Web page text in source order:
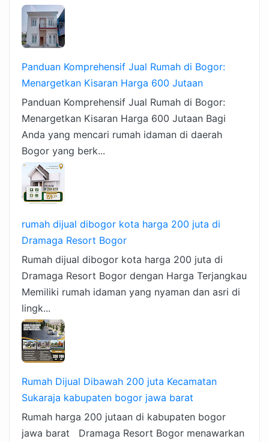
Panduan Komprehensif Jual Rumah di Bogor:
Menargetkan Kisaran Harga 600 Jutaan
Panduan Komprehensif Jual Rumah di Bogor:
Menargetkan Kisaran Harga 600 Jutaan Bagi
Anda yang mencari rumah idaman di daerah
Bogor yang berk...
rumah dijual dibogor kota harga 200 juta di
Dramaga Resort Bogor
Rumah dijual dibogor kota harga 200 juta di
Dramaga Resort Bogor dengan Harga Terjangkau
Memiliki rumah idaman yang nyaman dan asri di
lingk...
Rumah Dijual Dibawah 200 juta Kecamatan
Sukaraja kabupaten bogor jawa barat
Rumah harga 200 jutaan di kabupaten bogor
jawa barat Dramaga Resort Bogor menawarkan